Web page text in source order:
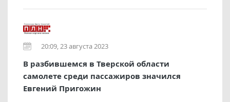
20:09, 23 августа 2023
В разбившемся в Тверской области
самолете среди пассажиров значился
Евгений Пригожин